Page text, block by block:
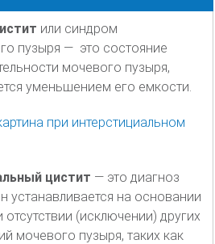
или синдром
пузыря — это состояние
мочевого пузыря,
уменьшением его емкости.
цистит — это диагноз
устанавливается на основании
(исключении) других
мочевого пузыря, таких как